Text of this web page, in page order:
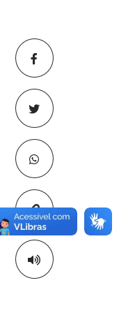
Copiar para